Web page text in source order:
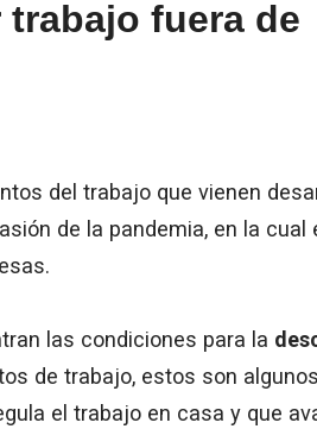
fuera de
del trabajo que vienen
de la pandemia, en la cual
las condiciones para la
de trabajo, estos son
el trabajo en casa y que